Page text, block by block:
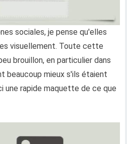
sociales, je pense qu'elles
visuellement. Toute cette
brouillon, en particulier dans
beaucoup mieux s'ils étaient
une rapide maquette de ce que